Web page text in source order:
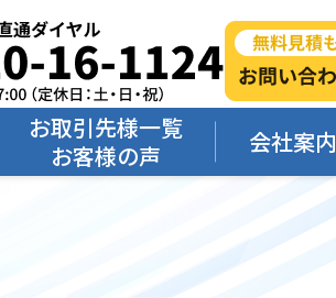
お取引先様一覧
お客様の声
会社案内